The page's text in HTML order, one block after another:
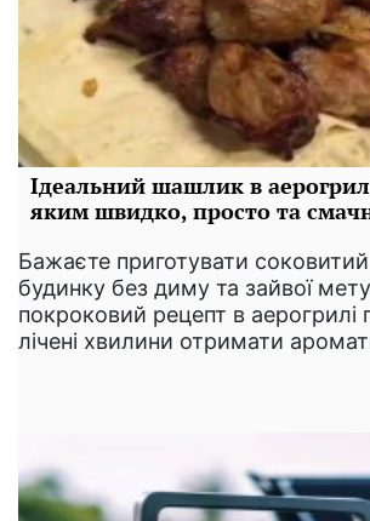
Ідеальний шашлик в
яким швидко, просто та
Бажаєте приготувати
будинку без диму та зайвої
покроковий рецепт в аерогрилі
лічені хвилини отримати